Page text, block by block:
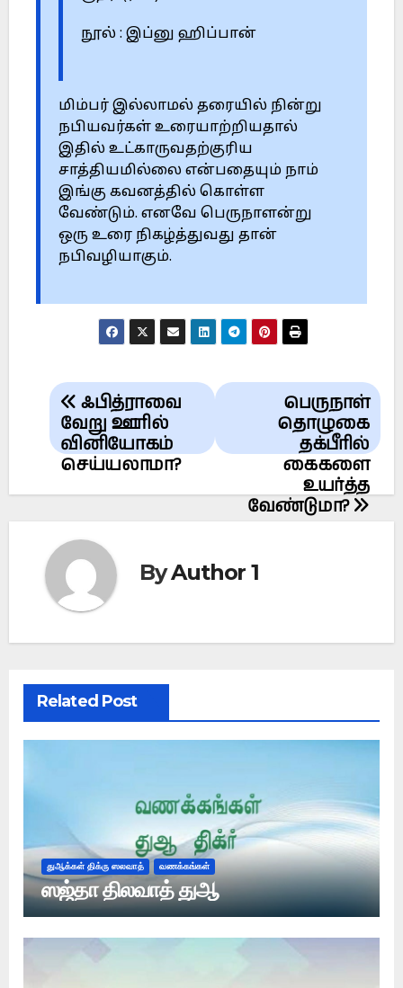
நூல் : இப்னு ஹிப்பான்
மிம்பர் இல்லாமல் தரையில் நின்று
நபியவர்கள் உரையாற்றியதால்
இதில் உட்காருவதற்குரிய
சாத்தியமில்லை என்பதையும் நாம்
இங்கு கவனத்தில் கொள்ள
வேண்டும். எனவே பெருநாளன்று
ஒரு உரை நிகழ்த்துவது தான்
நபிவழியாகும்.
Post
navigation
பெருநாள்
தொழுகை
தக்பீரில்
கைகளை
உயர்த்த
வேண்டுமா?
ஃபித்ராவை
வேறு ஊரில்
வினியோகம்
செய்யலாமா?
ByAuthor 1
Related Post
துஆக்கள் திக்ரு ஸலவாத் வணக்கங்கள்
ஸஜ்தா திலவாத் துஆ